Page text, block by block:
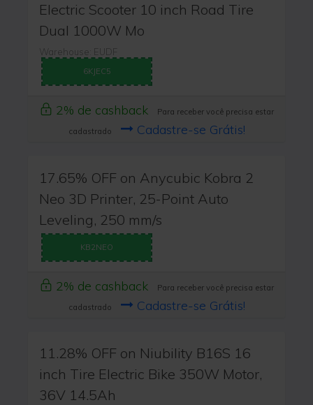
Electric Scooter 10 inch Road Tire
Dual 1000W Mo
Warehouse: EUDF
6KJEC5
2% de cashback
Para receber você precisa estar
cadastrado
Cadastre-se Grátis!
17.65% OFF on Anycubic Kobra 2
Neo 3D Printer, 25-Point Auto
Leveling, 250 mm/s
KB2NEO
2% de cashback
Para receber você precisa estar
cadastrado
Cadastre-se Grátis!
11.28% OFF on Niubility B16S 16
inch Tire Electric Bike 350W Motor,
36V 14.5Ah